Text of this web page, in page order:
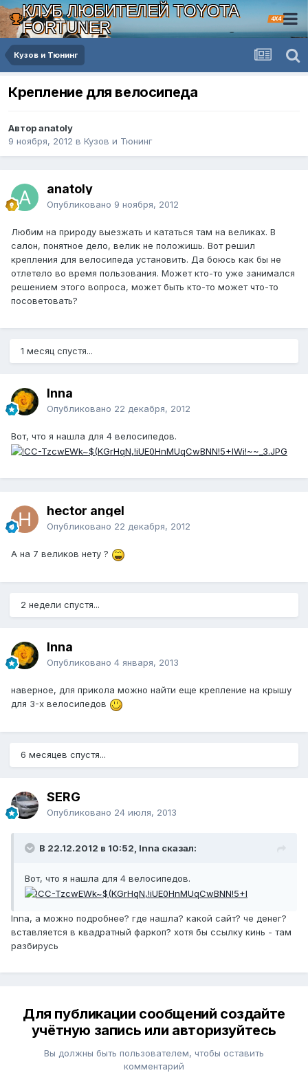
КЛУБ ЛЮБИТЕЛЕЙ TOYOTA
FORTUNER
4X4
Кузов и Тюнинг
Крепление для велосипеда
Автор anatoly
9 ноября, 2012 в Кузов и Тюнинг
anatoly
Опубликовано 9 ноября, 2012
Любим на природу выезжать и кататься там на великах. В
салон, понятное дело, велик не положишь. Вот решил
крепления для велосипеда установить. Да боюсь как бы не
отлетело во время пользования. Может кто-то уже занимался
решением этого вопроса, может быть кто-то может что-то
посоветовать?
1 месяц спустя...
Inna
Опубликовано 22 декабря, 2012
Вот, что я нашла для 4 велосипедов.
hector angel
Опубликовано 22 декабря, 2012
А на 7 великов нету ?
2 недели спустя...
Inna
Опубликовано 4 января, 2013
наверное, для прикола можно найти еще крепление на крышу
для 3-х велосипедов
6 месяцев спустя...
SERG
Опубликовано 24 июля, 2013
В 22.12.2012 в 10:52, Inna сказал:
Вот, что я нашла для 4 велосипедов.
Inna, а можно подробнее? где нашла? какой сайт? че денег?
вставляется в квадратный фаркоп? хотя бы ссылку кинь - там
разбирусь
Для публикации сообщений создайте
учётную запись или авторизуйтесь
Вы должны быть пользователем, чтобы оставить
комментарий